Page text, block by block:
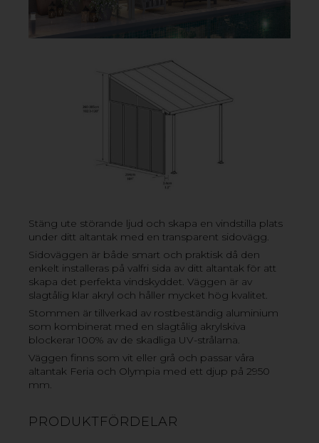
Stäng ute störande ljud och skapa en vindstilla plats
under ditt altantak med en transparent sidovägg.
Sidoväggen är både smart och praktisk då den
enkelt installeras på valfri sida av ditt altantak för att
skapa det perfekta vindskyddet. Väggen är av
slagtålig klar akryl och håller mycket hög kvalitet.
Stommen är tillverkad av rostbeständig aluminium
som kombinerat med en slagtålig akrylskiva
blockerar 100% av de skadliga UV-strålarna.
Väggen finns som vit eller grå och passar våra
altantak Feria och Olympia med ett djup på 2950
mm.
PRODUKTFÖRDELAR
GOP UTETAK KATALOG
HITTA ÅTERFÖRSÄLJARE HÄR